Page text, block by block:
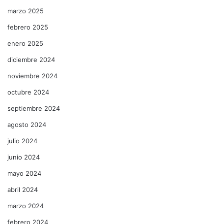
marzo 2025
febrero 2025
enero 2025
diciembre 2024
noviembre 2024
octubre 2024
septiembre 2024
agosto 2024
julio 2024
junio 2024
mayo 2024
abril 2024
marzo 2024
febrero 2024